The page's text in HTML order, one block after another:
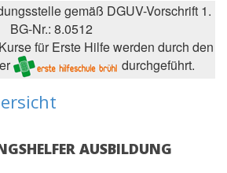
gemäß DGUV-Vorschrift 1.
BG-Nr.: 8.0512
für Erste Hilfe werden durch den
durchgeführt.
AUSBILDUNG